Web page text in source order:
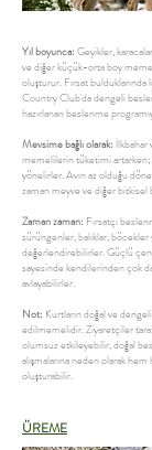
Yıl boyunca: Geyikler,
ve diğer küçük-orta boy
oluşturur. Fırsat
Country Club'da dengeli
hazırlanan beslenme
Mevsime bağlı olarak: İlkbahar
memelilerin tüketimi artarken;
yönelirler. Avın az olduğu
zaman meyve ve diğer
Zaman zaman: Fırsatçı
sürüngenler, balıklar, böcekler
değerlendirebilirler. Güçlü
sayesinde kendilerinden çok
avlayabilirler.
Not: Kurtların doğal ve
edilmemelidir. Ziyaretçiler
olumsuz etkileyebilir, doğal
alışmalarına neden olarak
oluşturabilir.
ÜREME